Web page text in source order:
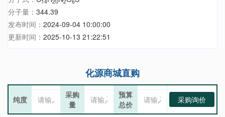
分子量： 344.39
发布时间： 2024-09-04 10:00:00
更新时间： 2025-10-13 21:22:51
化源商城直购
纯度
采购
量
预算
总价
采购询价